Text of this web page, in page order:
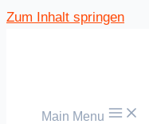
Zum Inhalt springen
Main Menu